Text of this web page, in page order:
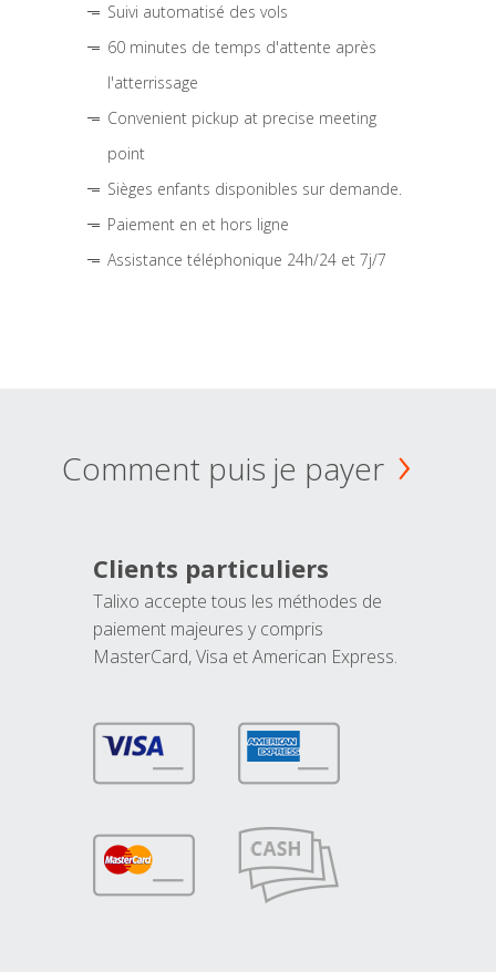
Suivi automatisé des vols
60 minutes de temps d'attente après
l'atterrissage
Convenient pickup at precise meeting
point
Sièges enfants disponibles sur demande.
Paiement en et hors ligne
Assistance téléphonique 24h/24 et 7j/7
Comment puis je payer
Clients particuliers
Talixo accepte tous les méthodes de
paiement majeures y compris
MasterCard, Visa et American Express.